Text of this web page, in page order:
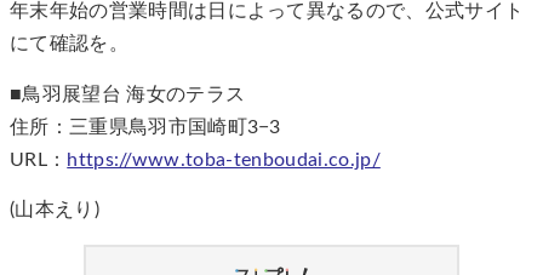
年末年始の営業時間は日によって異なるので、公式サイト
にて確認を。
■鳥羽展望台 海女のテラス
住所：三重県鳥羽市国崎町3−3
URL： https://www.toba-tenboudai.co.jp/
(山本えり)